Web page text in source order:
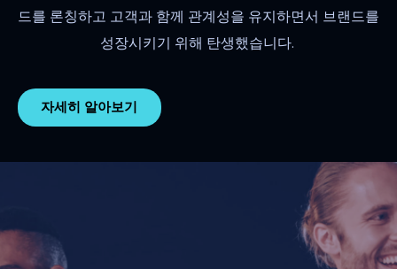
드를 론칭하고 고객과 함께 관계성을 유지하면서 브랜드를
성장시키기 위해 탄생했습니다.
자세히 알아보기